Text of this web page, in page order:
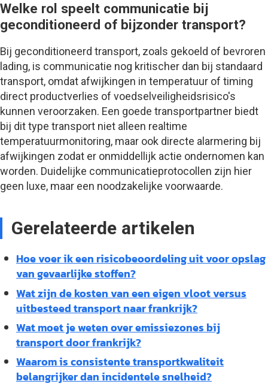
Welke rol speelt communicatie bij
geconditioneerd of bijzonder transport?
Bij geconditioneerd transport, zoals gekoeld of bevroren
lading, is communicatie nog kritischer dan bij standaard
transport, omdat afwijkingen in temperatuur of timing
direct productverlies of voedselveiligheidsrisico's
kunnen veroorzaken. Een goede transportpartner biedt
bij dit type transport niet alleen realtime
temperatuurmonitoring, maar ook directe alarmering bij
afwijkingen zodat er onmiddellijk actie ondernomen kan
worden. Duidelijke communicatieprotocollen zijn hier
geen luxe, maar een noodzakelijke voorwaarde.
Gerelateerde artikelen
Hoe voer ik een risicobeoordeling uit voor opslag
van gevaarlijke stoffen?
Wat zijn de kosten van een eigen vloot versus
uitbesteed transport naar frankrijk?
Wat moet je weten over emissiezones bij
transport door frankrijk?
Waarom is consistente transportkwaliteit
belangrijker dan incidentele snelheid?